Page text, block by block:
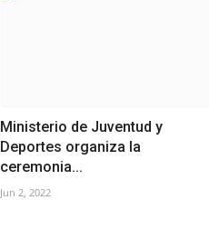
Ministerio de Juventud y
Deportes organiza la
ceremonia...
Jun 2, 2022